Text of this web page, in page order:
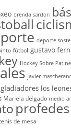
brenda sardon
deporte
fútbol gustavo
Hockey Sobre
javier
los
Mariela delgado medio
profedes
de mesa